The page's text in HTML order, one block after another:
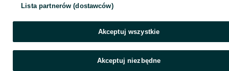
Lista partnerów (dostawców)
Akceptuj wszystkie
Akceptuj niezbędne